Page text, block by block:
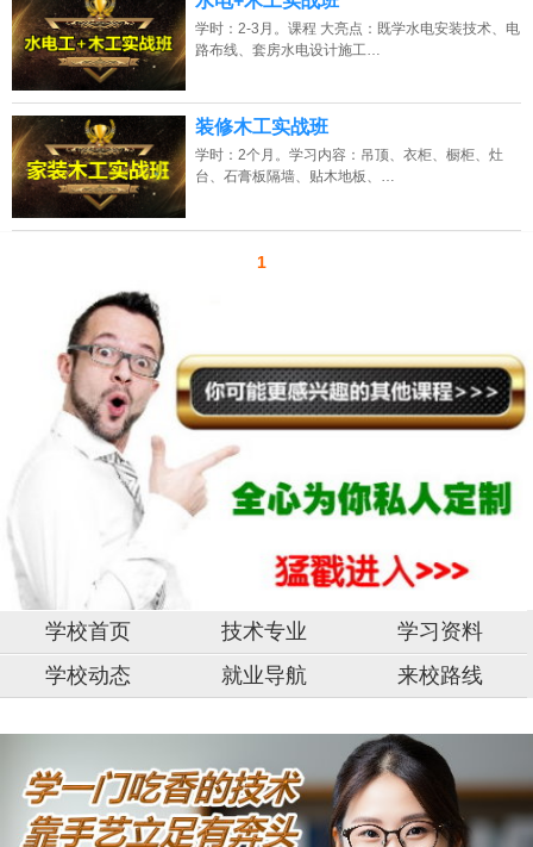
学时：2-3月。课程 大亮点：既学水电安装技术、电
路布线、套房水电设计施工…
装修木工实战班
学时：2个月。学习内容：吊顶、衣柜、橱柜、灶
台、石膏板隔墙、贴木地板、…
1
学校首页 技术专业
学习资料
学校动态
就业导航 来校路线